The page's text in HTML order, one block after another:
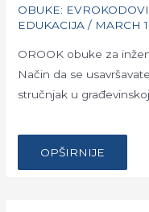
OBUKE: EVROKODOVI
EDUKACIJA / MARCH
OROOK obuke za
Način da se
stručnjak u
…
OROOK
OBUKE
ZA
OPŠIRNIJE